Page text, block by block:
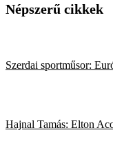
Népszerű cikkek
Szerdai sportműsor:
Hajnal Tamás: Elton